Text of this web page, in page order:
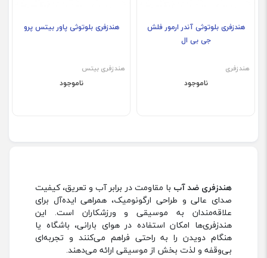
هندزفری بلوتوثی آندر ارمور فلش
جی بی ال
هندزفری
ناموجود
هندزفری بلوتوثی پاور بیتس پرو
هندزفری بیتس
ناموجود
هندزفری ضد آب با مقاومت در برابر آب و تعریق، کیفیت
صدای عالی و طراحی ارگونومیک، همراهی ایده‌آل برای
علاقه‌مندان به موسیقی و ورزشکاران است. این
هندزفری‌ها امکان استفاده در هوای بارانی، باشگاه یا
هنگام دویدن را به راحتی فراهم می‌کنند و تجربه‌ای
بی‌وقفه و لذت بخش از موسیقی ارائه می‌دهند.